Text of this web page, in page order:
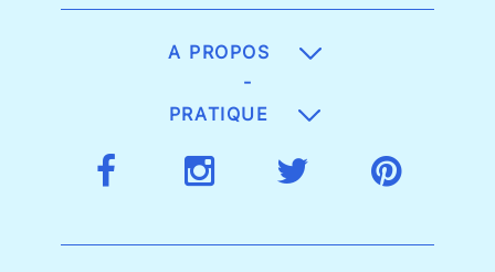
A PROPOS
-
PRATIQUE